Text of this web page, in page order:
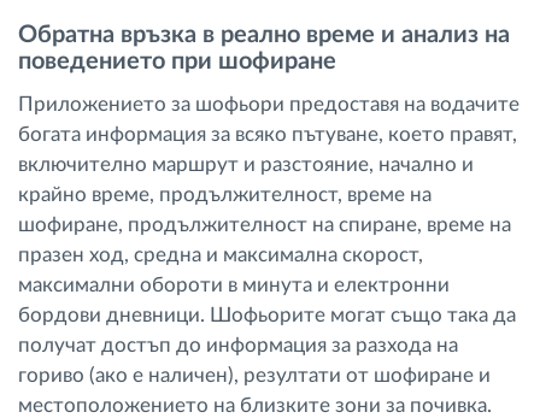
Обратна връзка в реално време и анализ на
поведението при шофиране
Приложението за шофьори предоставя на водачите
богата информация за всяко пътуване, което правят,
включително маршрут и разстояние, начално и
крайно време, продължителност, време на
шофиране, продължителност на спиране, време на
празен ход, средна и максимална скорост,
максимални обороти в минута и електронни
бордови дневници. Шофьорите могат също така да
получат достъп до информация за разхода на
гориво (ако е наличен), резултати от шофиране и
местоположението на близките зони за почивка.